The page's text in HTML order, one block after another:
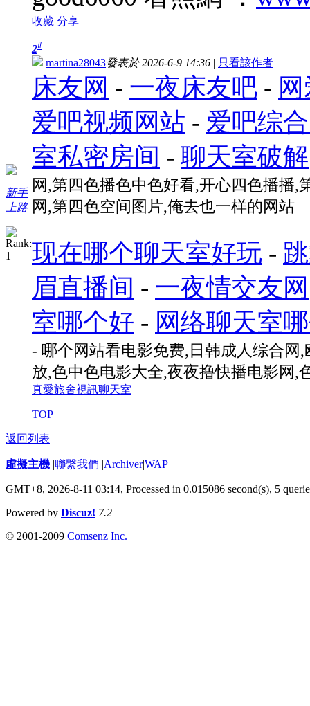
收藏 分享
新手
上路
2#
martina28043發表於 2026-6-9 14:36 | 只看該作者
床友网 - 一夜床友吧 -
爱吧视频网站 - 爱吧综
室私密房间 - 聊天室破解
网,第四色播色中色好看,开心四色播播,
网,第四色空间图片,俺去也一样的网站
现在哪个聊天室好玩 -
眉直播间 - 一夜情交友网
室哪个好 - 网络聊天室
- 哪个网站看电影免费,日韩成人综合网
放,色中色电影大全,夜夜撸快播电影网,
真愛旅舍視訊聊天室
TOP
返回列表
虛擬主機 |聯繫我們 |Archiver|WAP
GMT+8, 2026-8-11 03:14, Processed in 0.015086 second(s), 5
Powered by Discuz! 7.2
© 2001-2009 Comsenz Inc.